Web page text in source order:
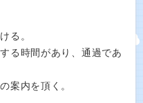
る。
る時間があり、通過であ
案内を頂く。